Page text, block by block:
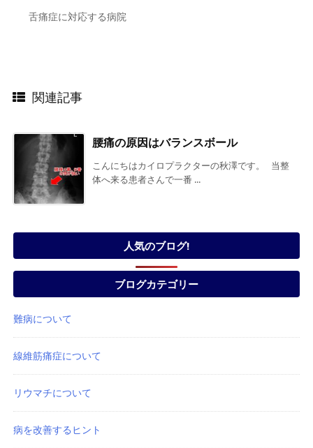
舌痛症に対応する病院
関連記事
腰痛の原因はバランスボール
こんにちはカイロプラクターの秋澤です。 当整
体へ来る患者さんで一番 ...
人気のブログ!
ブログカテゴリー
難病について
線維筋痛症について
リウマチについて
病を改善するヒント